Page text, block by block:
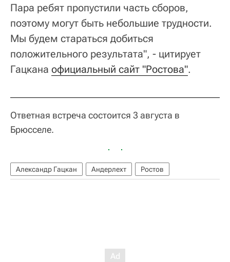
Пара ребят пропустили часть сборов,
поэтому могут быть небольшие трудности.
Мы будем стараться добиться
положительного результата", - цитирует
Гацкана официальный сайт "Ростова".
Ответная встреча состоится 3 августа в
Брюсселе.
Александр Гацкан Андерлехт Ростов